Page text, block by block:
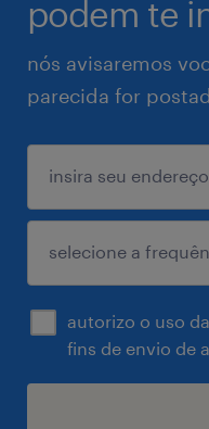
podem te
nós avisaremos
parecida for
autorizo o uso
fins de envio de